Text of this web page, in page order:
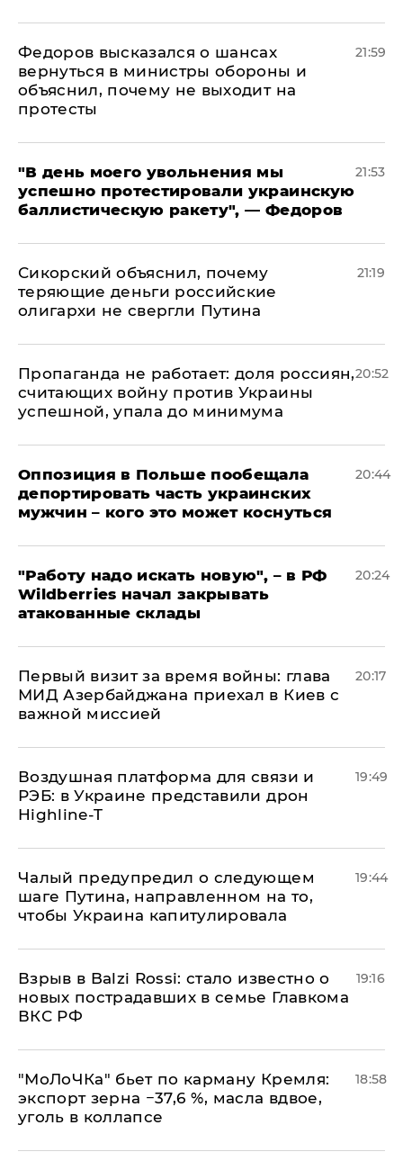
Федоров высказался о шансах
вернуться в министры обороны и
объяснил, почему не выходит на
протесты
21:59
​"В день моего увольнения мы
успешно протестировали украинскую
баллистическую ракету", — Федоров
21:53
Сикорский объяснил, почему
теряющие деньги российские
олигархи не свергли Путина
21:19
​Пропаганда не работает: доля россиян,
считающих войну против Украины
успешной, упала до минимума
20:52
Оппозиция в Польше пообещала
депортировать часть украинских
мужчин – кого это может коснуться
20:44
"Работу надо искать новую", – в РФ
Wildberries начал закрывать
атакованные склады
20:24
Первый визит за время войны: глава
МИД Азербайджана приехал в Киев с
важной миссией
20:17
Воздушная платформа для связи и
РЭБ: в Украине представили дрон
Highline-T
19:49
Чалый предупредил о следующем
шаге Путина, направленном на то,
чтобы Украина капитулировала
19:44
Взрыв в Balzi Rossi: стало известно о
новых пострадавших в семье Главкома
ВКС РФ
19:16
​"МоЛоЧКа" бьет по карману Кремля:
экспорт зерна −37,6 %, масла вдвое,
уголь в коллапсе
18:58